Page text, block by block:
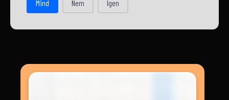
Mind Nem Igen